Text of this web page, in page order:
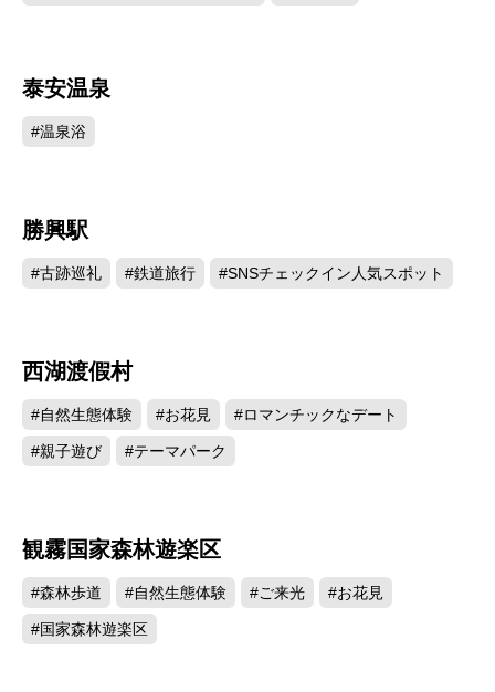
泰安温泉
#温泉浴
勝興駅
#古跡巡礼 #鉄道旅行 #SNSチェックイン人気スポット
西湖渡假村
#自然生態体験 #お花見 #ロマンチックなデート
#親子遊び #テーマパーク
観霧国家森林遊楽区
#森林歩道 #自然生態体験 #ご来光 #お花見
#国家森林遊楽区